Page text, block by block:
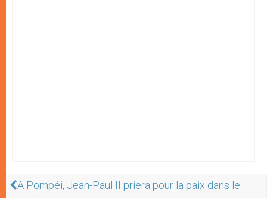
A Pompéi, Jean-Paul II priera pour la paix dans le